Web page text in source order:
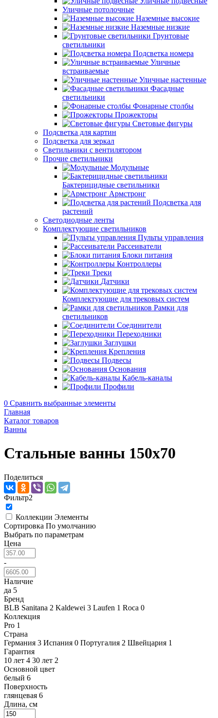
Уличные потолочные
Наземные высокие
Наземные низкие
Грунтовые
светильники
Подсветка номера
Уличные
встраиваемые
Уличные настенные
Фасадные
светильники
Фонарные столбы
Прожекторы
Световые фигуры
Подсветка для картин
Подсветка для зеркал
Светильники с вентилятором
Прочие светильники
Модульные
Бактерицидные светильники
Армстронг
Подсветка для
растений
Светодиодные ленты
Комплектующие светильников
Пульты управления
Рассеиватели
Блоки питания
Контроллеры
Треки
Датчики
Комплектующие для трековых систем
Рамки для
светильников
Соединители
Переходники
Заглушки
Крепления
Подвесы
Основания
Кабель-каналы
Профили
0 Сравнить выбранные элементы
Главная
Каталог товаров
Ванны
Стальные ванны 150x70
Поделиться
Фильтр2
Коллекции Элементы
Сортировка По умолчанию
Выбрать по параметрам
Цена
-
Наличие
да 5
Бренд
BLB Sanitana 2 Kaldewei 3 Laufen 1 Roca 0
Коллекция
Pro 1
Страна
Германия 3 Испания 0 Португалия 2 Швейцария 1
Гарантия
10 лет 4 30 лет 2
Основной цвет
белый 6
Поверхность
глянцевая 6
Длина, см